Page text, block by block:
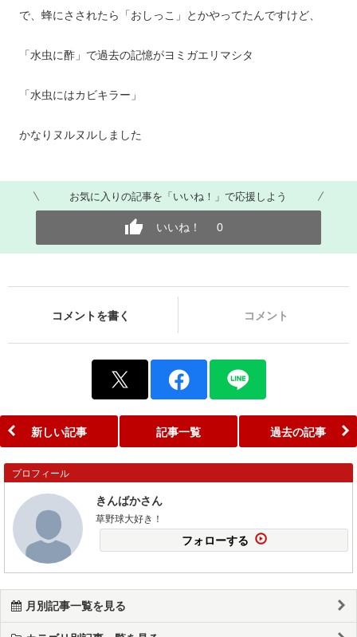
で、蜂にさされたら「おしっこ」とかやってたんですけど、
「水虫に酢」で過去の記憶がヨミガエリマシタ
「水虫にはカビキラー」
かなりヌルヌルしました
お気に入りの記事を「いいね！」で応援しよう
いいね！ 0
コメントを書く コメント
新しい記事 記事一覧 過去の記事
プロフィール
きんばかさん
草野球大好き！
フォローする
月別記事一覧を見る